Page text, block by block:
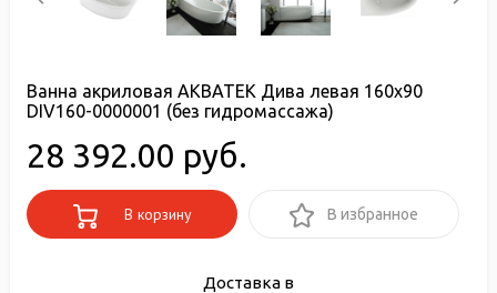
Ванна акриловая АКВАТЕК Дива левая 160x90
DIV160-0000001 (без гидромассажа)
28 392.00 руб.
В корзину В избранное
Доставка в